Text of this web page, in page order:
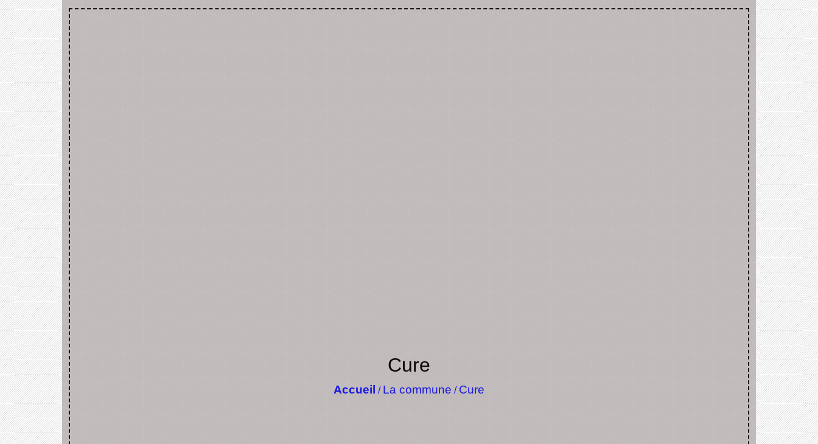
Cure
Accueil / La commune / Cure